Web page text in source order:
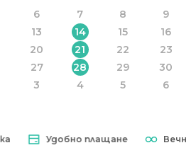
6 7 8
9
13 14 15
16
20 21 22
23
27 28 29
30
3 4 5 6
Удобно плащане Вечна